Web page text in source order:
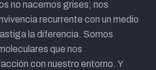
no nacemos grises; nos
recurrente con un medio
la diferencia. Somos
que nos
con nuestro entorno. Y